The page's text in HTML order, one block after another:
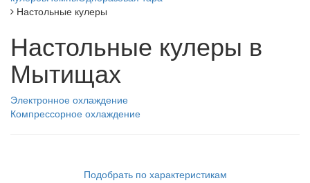
Настольные кулеры
Настольные кулеры в
Мытищах
Электронное охлаждение
Компрессорное охлаждение
Подобрать по характеристикам